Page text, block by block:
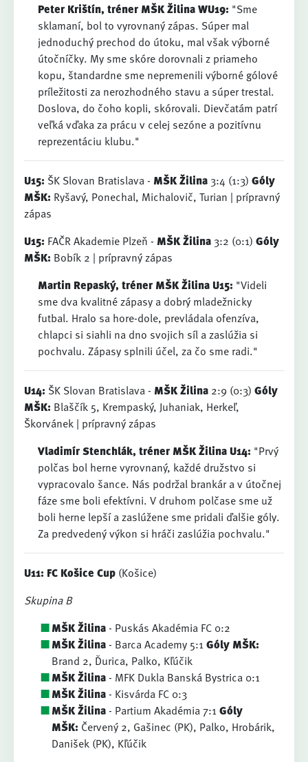
Peter Krištín, tréner MŠK Žilina WU19: "Sme
sklamaní, bol to vyrovnaný zápas. Súper mal
jednoduchý prechod do útoku, mal však výborné
útočníčky. My sme skóre dorovnali z priameho
kopu, štandardne sme nepremenili výborné gólové
príležitosti za nerozhodného stavu a súper trestal.
Doslova, do čoho kopli, skórovali. Dievčatám patrí
veľká vďaka za prácu v celej sezóne a pozitívnu
reprezentáciu klubu."
U15: ŠK Slovan Bratislava - MŠK Žilina 3:4 (1:3) Góly
MŠK: Ryšavý, Ponechal, Michalovič, Turian | prípravný
zápas
U15: FAČR Akademie Plzeň - MŠK Žilina 3:2 (0:1) Góly
MŠK: Bobík 2 | prípravný zápas
Martin Repaský, tréner MŠK Žilina U15: "Videli
sme dva kvalitné zápasy a dobrý mladežnicky
futbal. Hralo sa hore-dole, prevládala ofenzíva,
chlapci si siahli na dno svojich síl a zaslúžia si
pochvalu. Zápasy splnili účel, za čo sme radi."
U14: ŠK Slovan Bratislava - MŠK Žilina 2:9 (0:3) Góly
MŠK: Blaščík 5, Krempaský, Juhaniak, Herkeľ,
Škorvánek | prípravný zápas
Vladimír Stenchlák, tréner MŠK Žilina U14: "Prvý
polčas bol herne vyrovnaný, každé družstvo si
vypracovalo šance. Nás podržal brankár a v útočnej
fáze sme boli efektívni. V druhom polčase sme už
boli herne lepší a zaslúžene sme pridali ďalšie góly.
Za predvedený výkon si hráči zaslúžia pochvalu."
U11: FC Košice Cup (Košice)
Skupina B
MŠK Žilina- Puskás Akadémia FC 0:2
MŠK Žilina- Barca Academy 5:1 Góly MŠK:
Brand 2, Ďurica, Palko, Kľúčik
MŠK Žilina- MFK Dukla Banská Bystrica 0:1
MŠK Žilina- Kisvárda FC 0:3
MŠK Žilina- Partium Akadémia 7:1 Góly
MŠK: Červený 2, Gašinec (PK), Palko, Hrobárik,
Danišek (PK), Kľúčik